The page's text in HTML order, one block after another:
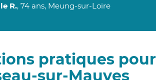
R., 74 ans, Meung-sur-Loire
pratiques pour
sur-Mauves